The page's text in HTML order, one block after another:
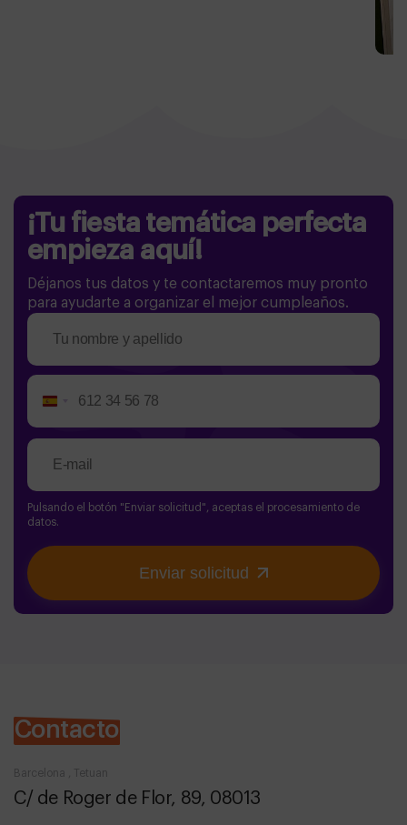
¡Tu fiesta temática perfecta
empieza aquí!
Déjanos tus datos y te contactaremos muy pronto
para ayudarte a organizar el mejor cumpleaños.
Spain
+34
Pulsando el botón "Enviar solicitud", aceptas el procesamiento de
datos.
Enviar solicitud
Contacto
Barcelona , Tetuan
C/ de Roger de Flor, 89, 08013